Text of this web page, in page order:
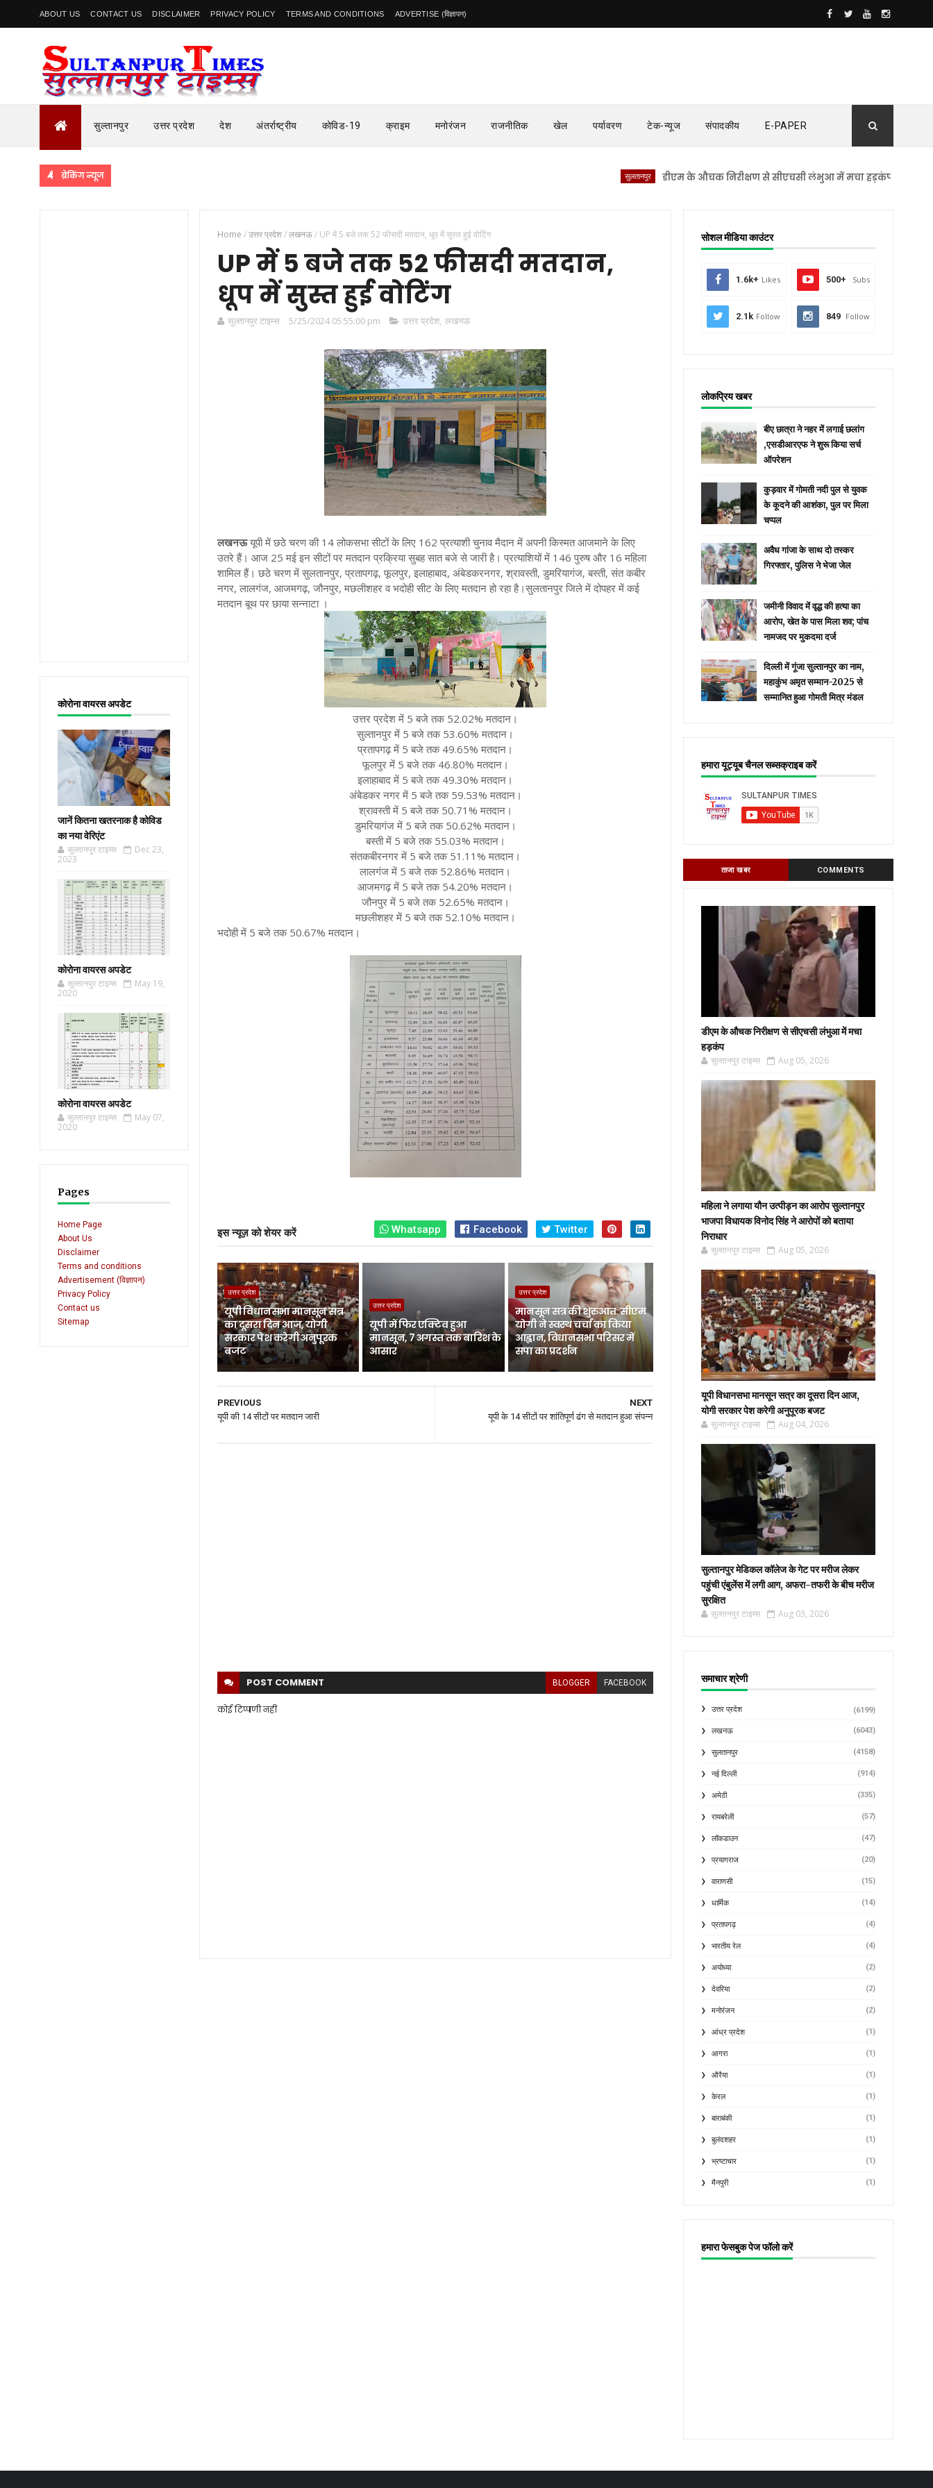
ABOUT US CONTACT US DISCLAIMER PRIVACY POLICY TERMS AND CONDITIONS ADVERTISE (विज्ञापन)
सुल्तानपुर उत्तर प्रदेश देश अंतर्राष्ट्रीय कोविड-19 क्राइम मनोरंजन राजनीतिक खेल पर्यावरण टेक-न्यूज संपादकीय E-PAPER
ब्रेकिंग न्यूज डीएम के औचक निरीक्षण से सीएचसी लंभुआ में मचा हड़कंप सुलतानपुर
कोरोना वायरस अपडेट
जानें कितना खतरनाक है कोविड
का नया वेरिएंट
सुल्तानपुर टाइम्स
Dec 23,
2023
कोरोना वायरस अपडेट
सुल्तानपुर टाइम्स
May 19,
2020
कोरोना वायरस अपडेट
सुल्तानपुर टाइम्स
May 07,
2020
Pages
Home Page
About Us
Disclaimer
Terms and conditions
Advertisement (विज्ञापन)
Privacy Policy
Contact us
Sitemap
Home /उत्तर प्रदेश/लखनऊ/ UP में 5 बजे तक 52 फीसदी मतदान, धूप में सुस्त हुई वोटिंग
UP में 5 बजे तक 52 फीसदी मतदान,
धूप में सुस्त हुई वोटिंग
सुल्तानपुर टाइम्स 5/25/2024 05:55:00 pm उत्तर प्रदेश, लखनऊ
लखनऊयूपी में छठे चरण की 14 लोकसभा सीटों के लिए 162 प्रत्याशी चुनाव मैदान में अपनी किस्मत आजमाने के लिए
उतरे हैं। आज 25 मई इन सीटों पर मतदान प्रक्रिया सुबह सात बजे से जारी है। प्रत्याशियों में 146 पुरुष और 16 महिला
शामिल हैं। छठे चरण में सुलतानपुर, प्रतापगढ़, फूलपुर, इलाहाबाद, अंबेडकरनगर, श्रावस्ती, डुमरियागंज, बस्ती, संत कबीर
नगर, लालगंज, आजमगढ़, जौनपुर, मछलीशहर व भदोही सीट के लिए मतदान हो रहा है।सुलतानपुर जिले में दोपहर में कई
मतदान बूथ पर छाया सन्नाटा ।
उत्तर प्रदेश में 5 बजे तक 52.02% मतदान।
सुल्तानपुर में 5 बजे तक 53.60% मतदान।
प्रतापगढ़ में 5 बजे तक 49.65% मतदान।
फूलपुर में 5 बजे तक 46.80% मतदान।
इलाहाबाद में 5 बजे तक 49.30% मतदान।
अंबेडकर नगर में 5 बजे तक 59.53% मतदान।
श्रावस्ती में 5 बजे तक 50.71% मतदान।
डुमरियागंज में 5 बजे तक 50.62% मतदान।
बस्ती में 5 बजे तक 55.03% मतदान।
संतकबीरनगर में 5 बजे तक 51.11% मतदान।
लालगंज में 5 बजे तक 52.86% मतदान।
आजमगढ़ में 5 बजे तक 54.20% मतदान।
जौनपुर में 5 बजे तक 52.65% मतदान।
मछलीशहर में 5 बजे तक 52.10% मतदान।
भदोही में 5 बजे तक 50.67% मतदान।
इस न्यूज़ को शेयर करें Whatsapp Facebook Twitter
उत्तर प्रदेश
यूपी विधानसभा मानसून सत्र
का दूसरा दिन आज, योगी
सरकार पेश करेगी अनुपूरक
बजट
उत्तर प्रदेश
यूपी में फिर एक्टिव हुआ
मानसून, 7 अगस्त तक बारिश के
आसार
उत्तर प्रदेश
मानसून सत्र की शुरुआत: सीएम
योगी ने स्वस्थ चर्चा का किया
आह्वान, विधानसभा परिसर में
सपा का प्रदर्शन
NEXT
यूपी के 14 सीटों पर शांतिपूर्ण ढंग से मतदान हुआ संपन्न
PREVIOUS
यूपी की 14 सीटों पर मतदान जारी
POST COMMENT BLOGGER FACEBOOK
कोई टिप्पणी नहीं
सोशल मीडिया काउंटर
1.6k+ Likes 500+ Subs
2.1k Follow 849 Follow
लोकप्रिय खबर
बीए छात्रा ने नहर में लगाई छलांग
,एसडीआरएफ ने शुरू किया सर्च
ऑपरेशन
कुड़वार में गोमती नदी पुल से युवक
के कूदने की आशंका, पुल पर मिला
चप्पल
अवैध गांजा के साथ दो तस्कर
गिरफ्तार, पुलिस ने भेजा जेल
जमीनी विवाद में वृद्ध की हत्या का
आरोप, खेत के पास मिला शव; पांच
नामजद पर मुकदमा दर्ज
दिल्ली में गूंजा सुल्तानपुर का नाम,
महाकुंभ अमृत सम्मान-2025 से
सम्मानित हुआ गोमती मित्र मंडल
हमारा यूट्यूब चैनल सब्सक्राइब करें
ताजा खबर COMMENTS
डीएम के औचक निरीक्षण से सीएचसी लंभुआ में मचा
हड़कंप
सुल्तानपुर टाइम्स Aug 05, 2026
महिला ने लगाया यौन उत्पीड़न का आरोप सुल्तानपुर
भाजपा विधायक विनोद सिंह ने आरोपों को बताया
निराधार
सुल्तानपुर टाइम्स Aug 05, 2026
यूपी विधानसभा मानसून सत्र का दूसरा दिन आज,
योगी सरकार पेश करेगी अनुपूरक बजट
सुल्तानपुर टाइम्स Aug 04, 2026
सुल्तानपुर मेडिकल कॉलेज के गेट पर मरीज लेकर
पहुंची एंबुलेंस में लगी आग, अफरा-तफरी के बीच मरीज
सुरक्षित
सुल्तानपुर टाइम्स Aug 03, 2026
समाचार श्रेणी
उत्तर प्रदेश (6199)
लखनऊ (6043)
सुलतानपुर (4158)
नई दिल्ली (914)
अमेठी (335)
रायबरेली (57)
लॉकडाउन (47)
प्रयागराज (20)
वाराणसी (15)
धार्मिक (14)
प्रतापगढ़ (4)
भारतीय रेल (4)
अयोध्या (2)
देवरिया (2)
मनोरंजन (2)
आंध्र प्रदेश (1)
आगरा (1)
औरैया (1)
केरल (1)
बाराबंकी (1)
बुलंदशहर (1)
भ्रष्टाचार (1)
मैनपुरी (1)
हमारा फेसबुक पेज फॉलो करें